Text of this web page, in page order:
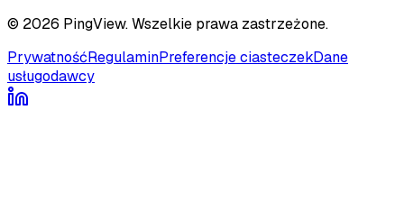
© 2026 PingView. Wszelkie prawa zastrzeżone.
PrywatnośćRegulaminPreferencje ciasteczekDane
usługodawcy